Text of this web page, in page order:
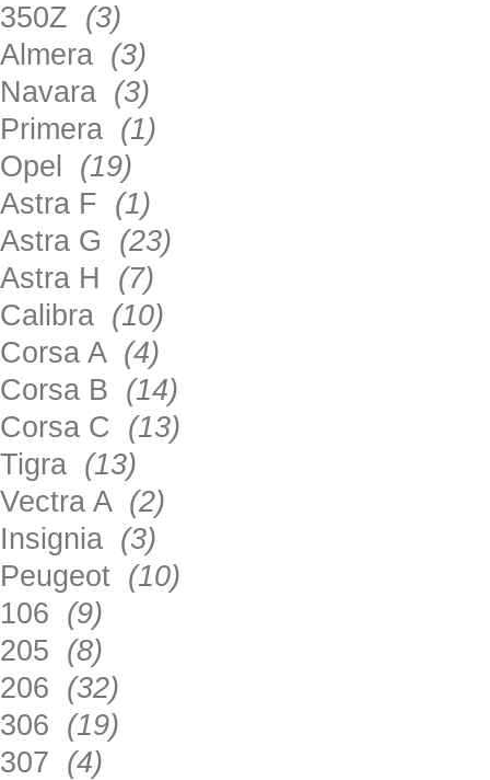
350Z (3)
Almera (3)
Navara (3)
Primera (1)
Opel (19)
Astra F (1)
Astra G (23)
Astra H (7)
Calibra (10)
Corsa A (4)
Corsa B (14)
Corsa C (13)
Tigra (13)
Vectra A (2)
Insignia (3)
Peugeot (10)
106 (9)
205 (8)
206 (32)
306 (19)
307 (4)